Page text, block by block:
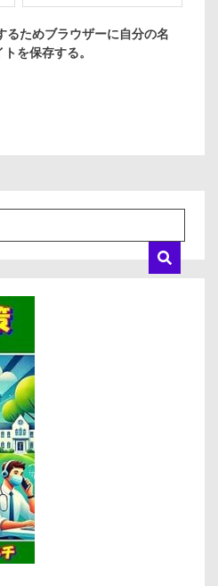
るためブラウザーに自分の名
を保存する。